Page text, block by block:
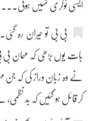
ایسی نوکری نہیں
بی بی تو حیران رہ
بات یوں بڑھی کہ مہمان
نے وہ زبان دراز کی کہ جن
کر قائل ہو گئیں کہ بد